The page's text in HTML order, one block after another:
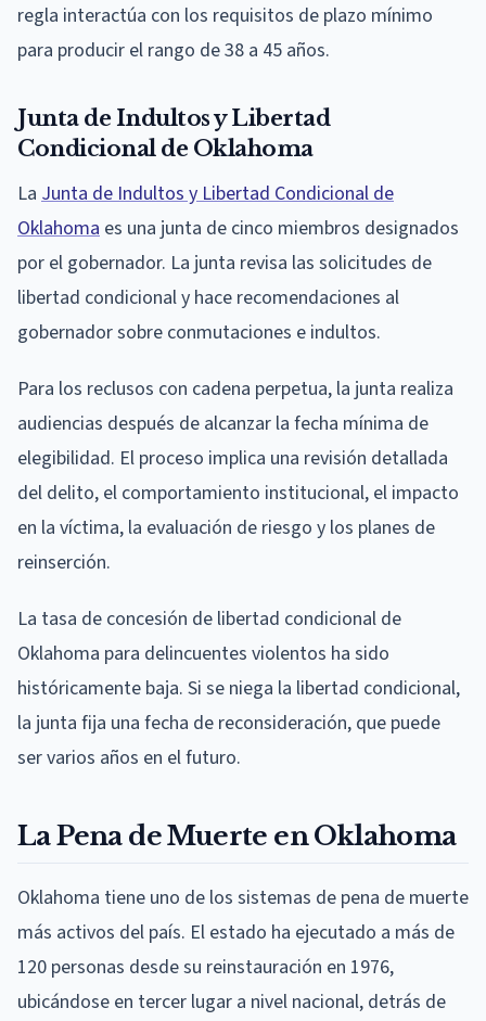
regla interactúa con los requisitos de plazo mínimo
para producir el rango de 38 a 45 años.
Junta de Indultos y Libertad
Condicional de Oklahoma
La Junta de Indultos y Libertad Condicional de
Oklahoma es una junta de cinco miembros designados
por el gobernador. La junta revisa las solicitudes de
libertad condicional y hace recomendaciones al
gobernador sobre conmutaciones e indultos.
Para los reclusos con cadena perpetua, la junta realiza
audiencias después de alcanzar la fecha mínima de
elegibilidad. El proceso implica una revisión detallada
del delito, el comportamiento institucional, el impacto
en la víctima, la evaluación de riesgo y los planes de
reinserción.
La tasa de concesión de libertad condicional de
Oklahoma para delincuentes violentos ha sido
históricamente baja. Si se niega la libertad condicional,
la junta fija una fecha de reconsideración, que puede
ser varios años en el futuro.
La Pena de Muerte en Oklahoma
Oklahoma tiene uno de los sistemas de pena de muerte
más activos del país. El estado ha ejecutado a más de
120 personas desde su reinstauración en 1976,
ubicándose en tercer lugar a nivel nacional, detrás de